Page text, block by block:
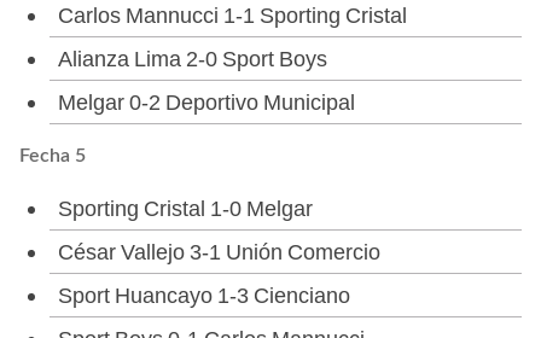
Carlos Mannucci 1-1 Sporting Cristal
Alianza Lima 2-0 Sport Boys
Melgar 0-2 Deportivo Municipal
Fecha 5
Sporting Cristal 1-0 Melgar
César Vallejo 3-1 Unión Comercio
Sport Huancayo 1-3 Cienciano